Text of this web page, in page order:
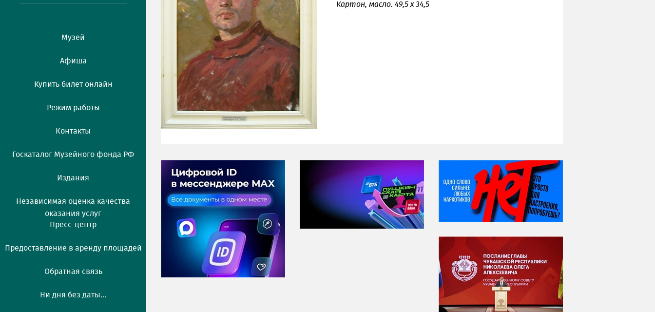
Музей
Афиша
Купить билет онлайн
Режим работы
Контакты
Госкаталог Музейного фонда РФ
Издания
Независимая оценка качества
оказания услуг
Пресс-центр
Предоставление в аренду площадей
Обратная связь
Ни дня без даты...
Картон, масло. 49,5 х 34,5